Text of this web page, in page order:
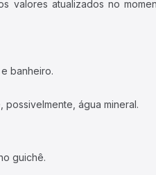
valores atualizados no
banheiro.
água mineral.
guichê.